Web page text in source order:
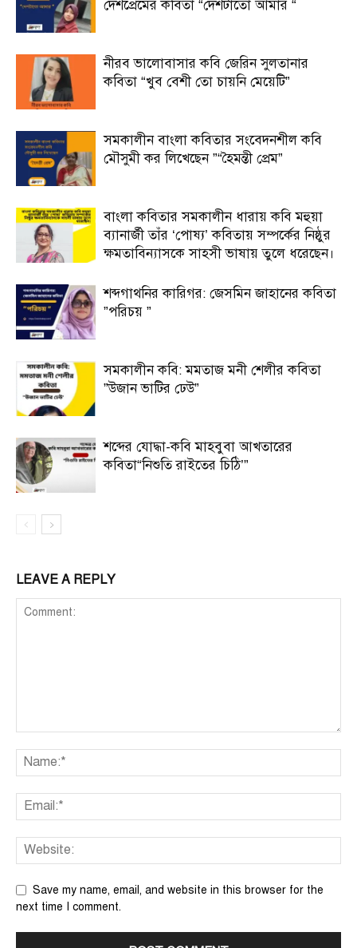
দেশপ্রেমের কবিতা “দেশটাতো আমার “
নীরব ভালোবাসার কবি জেরিন সুলতানার
কবিতা “খুব বেশী তো চায়নি মেয়েটি”
সমকালীন বাংলা কবিতার সংবেদনশীল কবি
মৌসুমী কর লিখেছেন ”“হৈমন্তী প্রেম”
বাংলা কবিতার সমকালীন ধারায় কবি মহুয়া
ব্যানার্জী তাঁর ‘পোষ্য’ কবিতায় সম্পর্কের নিষ্ঠুর
ক্ষমতাবিন্যাসকে সাহসী ভাষায় তুলে ধরেছেন।
শব্দগাথনির কারিগর: জেসমিন জাহানের কবিতা
”পরিচয় ”
সমকালীন কবি: মমতাজ মনী শেলীর কবিতা
”উজান ভাটির ঢেউ”
শব্দের যোদ্ধা-কবি মাহবুবা আখতারের
কবিতা“নিশুতি রাইতের চিঠি’”
LEAVE A REPLY
Save my name, email, and website in this browser for the
next time I comment.